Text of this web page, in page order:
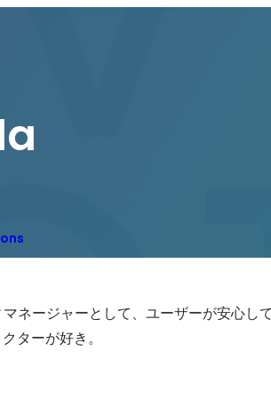
ネージャーとして、ユーザーが安心し